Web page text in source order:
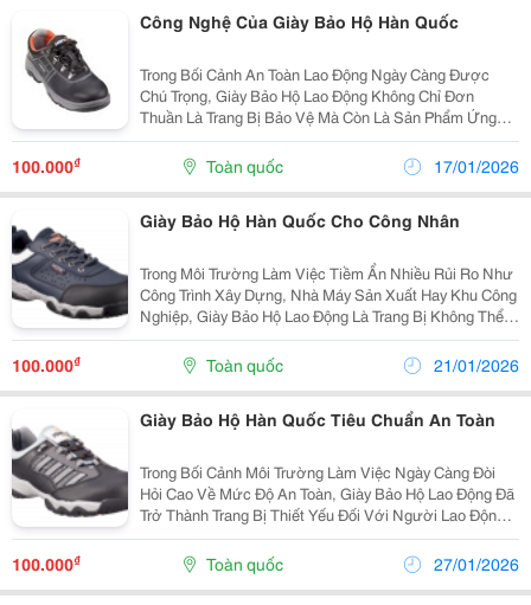
Công Nghệ Của Giày Bảo Hộ Hàn Quốc
Trong Bối Cảnh An Toàn Lao Động Ngày Càng Được
Chú Trọng, Giày Bảo Hộ Lao Động Không Chỉ Đơn
Thuần Là Trang Bị Bảo Vệ Mà Còn Là Sản Phẩm Ứng
Dụng Nhiều Công Nghệ Tiên Tiến. Đặc Biệt, Công Nghệ
Của Giày Bảo Hộ Hàn Quốc Đang Nhận Được Sự Quan
Tâm Lớn...
100.000₫ Toàn quốc 17/01/2026
Giày Bảo Hộ Hàn Quốc Cho Công Nhân
Trong Môi Trường Làm Việc Tiềm Ẩn Nhiều Rủi Ro Như
Công Trình Xây Dựng, Nhà Máy Sản Xuất Hay Khu Công
Nghiệp, Giày Bảo Hộ Lao Động Là Trang Bị Không Thể
Thiếu Đối Với Người Công Nhân. Đặc Biệt, Giày Bảo Hộ
Hàn Quốc Cho Công Nhân Đang Ngày Càng Được...
100.000₫ Toàn quốc 21/01/2026
Giày Bảo Hộ Hàn Quốc Tiêu Chuẩn An Toàn
Trong Bối Cảnh Môi Trường Làm Việc Ngày Càng Đòi
Hỏi Cao Về Mức Độ An Toàn, Giày Bảo Hộ Lao Động Đã
Trở Thành Trang Bị Thiết Yếu Đối Với Người Lao Động
Trong Nhiều Ngành Nghề Khác Nhau. Không Chỉ Dừng
Lại Ở Vai Trò Bảo Vệ Cơ Bản, Giày Bảo Hộ Lao Động...
100.000₫ Toàn quốc 27/01/2026